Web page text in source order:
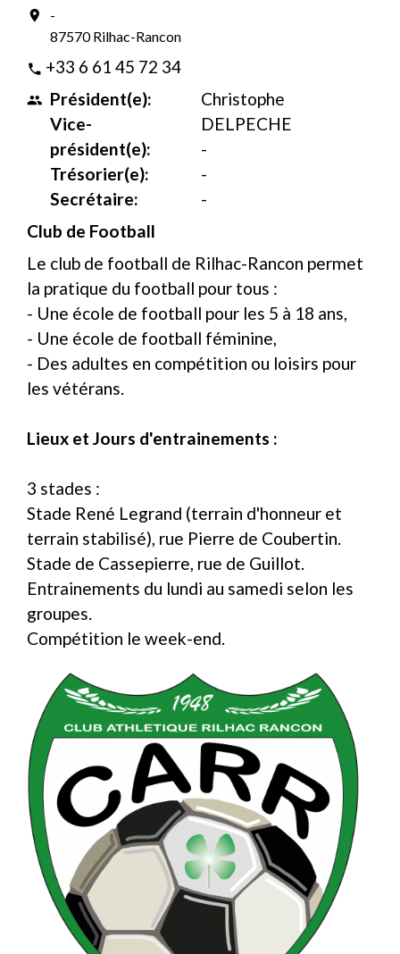
location_on
-
87570 Rilhac-Rancon
phone +33 6 61 45 72 34
people Président(e):
Vice-
président(e):
Trésorier(e):
Secrétaire:
Christophe
DELPECHE
-
-
-
Club de Football
Le club de football de Rilhac-Rancon permet
la pratique du football pour tous :
- Une école de football pour les 5 à 18 ans,
- Une école de football féminine,
- Des adultes en compétition ou loisirs pour
les vétérans.
Lieux et Jours d'entrainements :
3 stades :
Stade René Legrand (terrain d'honneur et
terrain stabilisé), rue Pierre de Coubertin.
Stade de Cassepierre, rue de Guillot.
Entrainements du lundi au samedi selon les
groupes.
Compétition le week-end.